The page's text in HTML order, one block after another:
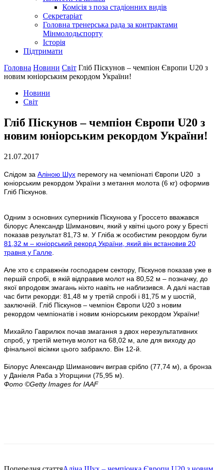
Комісія з поза стадіонних видів
Секретаріат
Головна тренерська рада за контрактами
Мінмолодьспорту
Історія
Підтримати
Головна Новини Світ Гліб Піскунов – чемпіон Європи U20 з
новим юніорським рекордом України!
Новини
Світ
Гліб Піскунов – чемпіон Європи U20 з
новим юніорським рекордом України!
21.07.2017
Слідом за Аліною Шух перемогу на чемпіонаті Європи U20 з
юніорським рекордом України з метання молота (6 кг) оформив
Гліб Піскунов.
Одним з основних суперників Піскунова у Гроссето вважався
білорус Александр Шиманович, який у квітні цього року у Бресті
показав результат 81,73 м. У Гліба ж особистим рекордом були
81,32 м – юніорський рекорд України, який він встановив 20
травня у Галле
Але хто є справжнім господарем сектору, Піскунов показав уже в
першій спробі, в якій відправив молот на 80,52 м – позначку, до
якої впродовж змагань ніхто навіть не наблизився. А далі настав
час бити рекорди: 81,48 м у третій спробі і 81,75 м у шостій,
заключній. Гліб Піскунов – чемпіон Європи U20 з новим
рекордом чемпіонатів і новим юніорським рекордом України!
Михайло Гаврилюк почав змагання з двох нерезультативних
спроб, у третій метнув молот на 68,02 м, але для виходу до
фінальної вісімки цього забракло. Він 12-й.
Білорус Александр Шиманович виграв срібло (77,74 м), а бронза
у Даніеля Раба з Угорщини (75,95 м).
Фото ©Getty Images for IAAF